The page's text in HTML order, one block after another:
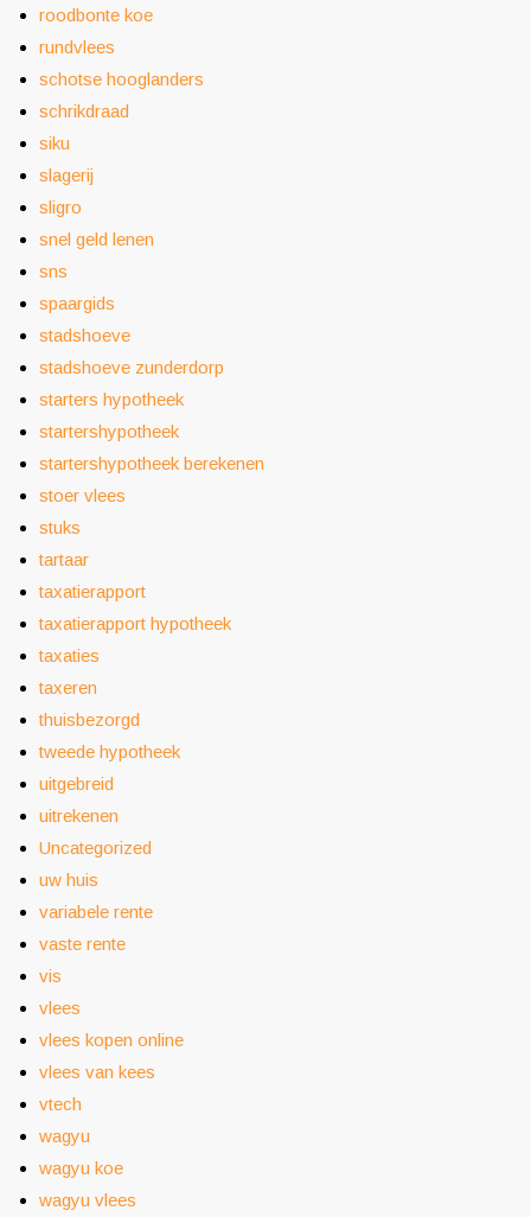
roodbonte koe
rundvlees
schotse hooglanders
schrikdraad
siku
slagerij
sligro
snel geld lenen
sns
spaargids
stadshoeve
stadshoeve zunderdorp
starters hypotheek
startershypotheek
startershypotheek berekenen
stoer vlees
stuks
tartaar
taxatierapport
taxatierapport hypotheek
taxaties
taxeren
thuisbezorgd
tweede hypotheek
uitgebreid
uitrekenen
Uncategorized
uw huis
variabele rente
vaste rente
vis
vlees
vlees kopen online
vlees van kees
vtech
wagyu
wagyu koe
wagyu vlees